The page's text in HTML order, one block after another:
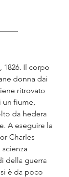
1826. Il corpo
donna dai
ritrovato
un fiume,
da hedera
A eseguire la
Charles
della guerra
è da poco